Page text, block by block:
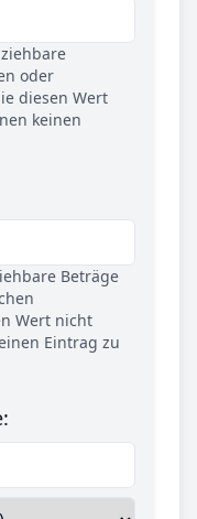
oder
diesen Wert
keinen
Beträge
Wert nicht
Eintrag zu